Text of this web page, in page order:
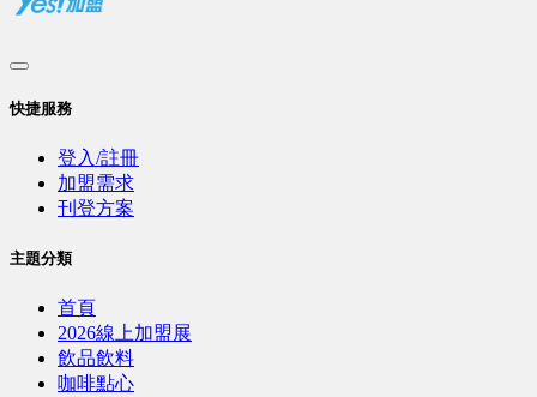
快捷服務
登入/註冊
加盟需求
刊登方案
主題分類
首頁
2026線上加盟展
飲品飲料
咖啡點心